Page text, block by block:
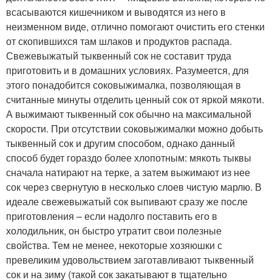
всасываются кишечником и выводятся из него в
неизменном виде, отлично помогают очистить его стенки
от скопившихся там шлаков и продуктов распада.
Свежевыжатый тыквенный сок не составит труда
приготовить и в домашних условиях. Разумеется, для
этого понадобится соковыжималка, позволяющая в
считанные минуты отделить ценный сок от яркой мякоти.
А выжимают тыквенный сок обычно на максимальной
скорости. При отсутствии соковыжималки можно добыть
тыквенный сок и другим способом, однако данный
способ будет гораздо более хлопотным: мякоть тыквы
сначала натирают на терке, а затем выжимают из нее
сок через свернутую в несколько слоев чистую марлю. В
идеале свежевыжатый сок выпивают сразу же после
приготовления – если надолго поставить его в
холодильник, он быстро утратит свои полезные
свойства. Тем не менее, некоторые хозяюшки с
превеликим удовольствием заготавливают тыквенный
сок и на зиму (такой сок закатывают в тщательно